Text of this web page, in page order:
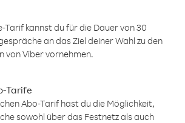
Tarif kannst du für die Dauer von 30
an das Ziel deiner Wahl zu den
von Viber vornehmen.
Tarife
Abo-Tarif hast du die Möglichkeit,
sowohl über das Festnetz als auch